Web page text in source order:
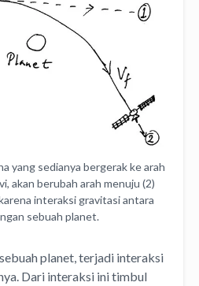
yang sedianya bergerak ke arah
akan berubah arah menuju (2)
interaksi gravitasi antara
sebuah planet.
planet, terjadi interaksi
Dari interaksi ini timbul